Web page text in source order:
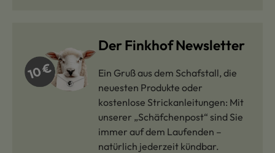
Der Finkhof Newsletter
Ein Gruß aus dem Schafstall, die
neuesten Produkte oder
kostenlose Strickanleitungen: Mit
unserer „Schäfchenpost“ sind Sie
immer auf dem Laufenden –
natürlich jederzeit kündbar.